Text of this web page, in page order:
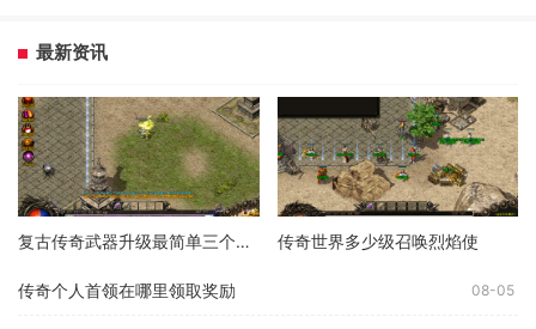
最新资讯
复古传奇武器升级最简单三个步骤 传奇世界多少级召唤烈焰使
传奇个人首领在哪里领取奖励 08-05